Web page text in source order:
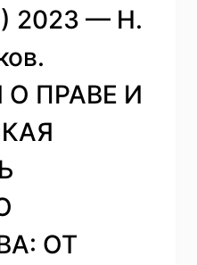
2023 — Н.
ПРАВЕ И
ОТ